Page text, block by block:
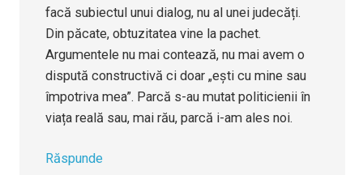
facă subiectul unui dialog, nu al unei judecăți.
Din păcate, obtuzitatea vine la pachet.
Argumentele nu mai contează, nu mai avem o
dispută constructivă ci doar „ești cu mine sau
împotriva mea”. Parcă s-au mutat politicienii în
viața reală sau, mai rău, parcă i-am ales noi.
Răspunde